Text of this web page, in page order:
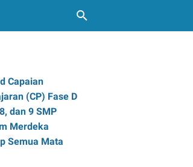
Capaian
(CP) Fase D
dan 9 SMP
Merdeka
Semua Mata